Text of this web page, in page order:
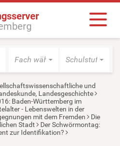
Fach wählen Schulstufe
und
Landesgeschichte
Baden-Württemberg im
- Lebenswelten in der
mit dem Fremden
Die
Stadt
Der Schwörmontag:
zur Identifikation?